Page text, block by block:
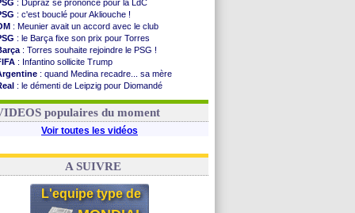
: Dupraz se prononce pour la LdC
: c'est bouclé pour Akliouche !
: Meunier avait un accord avec le club
: le Barça fixe son prix pour Torres
: Torres souhaite rejoindre le PSG !
: Infantino sollicite Trump
: quand Medina recadre... sa mère
: le démenti de Leipzig pour Diomandé
: le conseiller d'Infantino démissionne !
populaires du moment
Voir toutes les vidéos
A SUIVRE
L'equipe type de